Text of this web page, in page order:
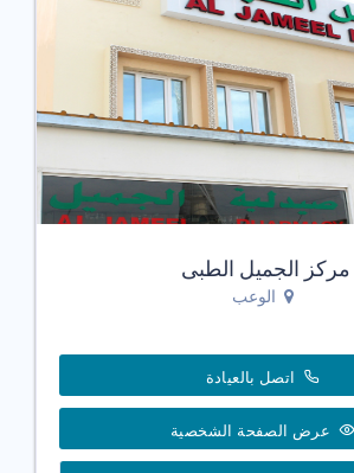
مركز الجميل الطبى
الوعب
اتصل بالعيادة
عرض الصفحة الشخصية